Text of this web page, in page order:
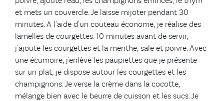
et mets un couvercle. Je laisse mijoter pendant 30
minutes. A l'aide d'un couteau économe, je réalise des
lamelles de courgettes. 10 minutes avant de servir,
j'ajoute les courgettes et la menthe, sale et poivre. Avec
une écumoire, j'enlève les paupiettes que je présente
sur un plat, je dispose autour les courgettes et les
champignons. Je verse la crème dans la cocotte,
mélange bien avec le beurre de cuisson et les sucs. Je